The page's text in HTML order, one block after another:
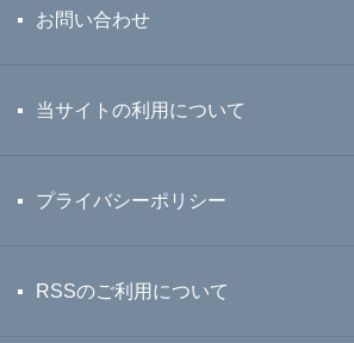
お問い合わせ
当サイトの利用について
プライバシーポリシー
RSSのご利用について